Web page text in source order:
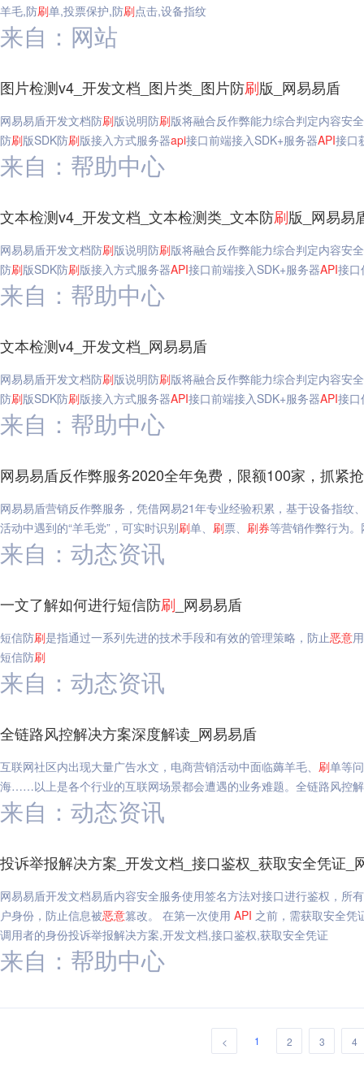
羊毛,防刷单,投票保护,防刷点击,设备指纹
来自：网站
图片检测v4_开发文档_图片类_图片防刷版_网易易盾
网易易盾开发文档防刷版说明防刷版将融合反作弊能力综合判定内容安
防刷版SDK防刷版接入方式服务器api接口前端接入SDK+服务器API接口
来自：帮助中心
文本检测v4_开发文档_文本检测类_文本防刷版_网易易
网易易盾开发文档防刷版说明防刷版将融合反作弊能力综合判定内容安
防刷版SDK防刷版接入方式服务器API接口前端接入SDK+服务器API接口
来自：帮助中心
文本检测v4_开发文档_网易易盾
网易易盾开发文档防刷版说明防刷版将融合反作弊能力综合判定内容安
防刷版SDK防刷版接入方式服务器API接口前端接入SDK+服务器API接口
来自：帮助中心
网易易盾反作弊服务2020全年免费，限额100家，抓紧
网易易盾营销反作弊服务，凭借网易21年专业经验积累，基于设备指
活动中遇到的“羊毛党”，可实时识别刷单、 刷票、 刷券等营销作弊行为
来自：动态资讯
一文了解如何进行短信防刷 _网易易盾
短信防刷是指通过一系列先进的技术手段和有效的管理策略，防止恶意
短信防刷
来自：动态资讯
全链路风控解决方案深度解读_网易易盾
互联网社区内出现大量广告水文，电商营销活动中面临薅羊毛、 刷单等
海……以上是各个行业的互联网场景都会遭遇的业务难题。全链路风控
来自：动态资讯
投诉举报解决方案_开发文档_接口鉴权_获取安全凭证_
网易易盾开发文档易盾内容安全服务使用签名方法对接口进行鉴权，
户身份，防止信息被恶意篡改。 在第一次使用 API 之前，需获取安全
调用者的身份投诉举报解决方案,开发文档,接口鉴权,获取安全凭证
来自：帮助中心
< 1 2 3 4